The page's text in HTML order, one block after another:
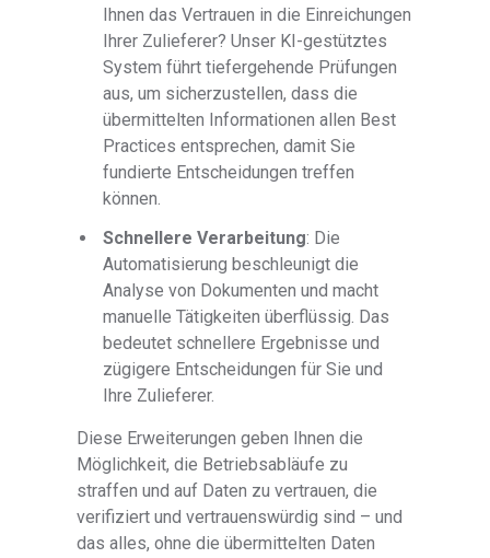
Ihnen das Vertrauen in die Einreichungen
Ihrer Zulieferer? Unser KI-gestütztes
System führt tiefergehende Prüfungen
aus, um sicherzustellen, dass die
übermittelten Informationen allen Best
Practices entsprechen, damit Sie
fundierte Entscheidungen treffen
können.
Schnellere Verarbeitung: Die
Automatisierung beschleunigt die
Analyse von Dokumenten und macht
manuelle Tätigkeiten überflüssig. Das
bedeutet schnellere Ergebnisse und
zügigere Entscheidungen für Sie und
Ihre Zulieferer.
Diese Erweiterungen geben Ihnen die
Möglichkeit, die Betriebsabläufe zu
straffen und auf Daten zu vertrauen, die
verifiziert und vertrauenswürdig sind – und
das alles, ohne die übermittelten Daten